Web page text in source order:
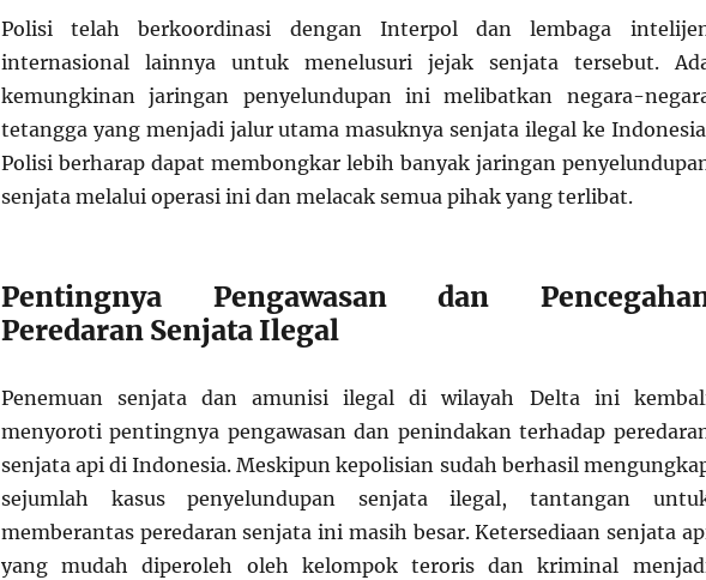
Polisi telah berkoordinasi dengan Interpol dan lembaga
internasional lainnya untuk menelusuri jejak senjata tersebut.
kemungkinan jaringan penyelundupan ini melibatkan negara-
tetangga yang menjadi jalur utama masuknya senjata ilegal ke
Polisi berharap dapat membongkar lebih banyak jaringan
senjata melalui operasi ini dan melacak semua pihak yang terlibat.
Pentingnya Pengawasan dan
Peredaran Senjata Ilegal
Penemuan senjata dan amunisi ilegal di wilayah Delta ini
menyoroti pentingnya pengawasan dan penindakan terhadap
senjata api di Indonesia. Meskipun kepolisian sudah berhasil
sejumlah kasus penyelundupan senjata ilegal, tantangan
memberantas peredaran senjata ini masih besar. Ketersediaan senjata
yang mudah diperoleh oleh kelompok teroris dan kriminal